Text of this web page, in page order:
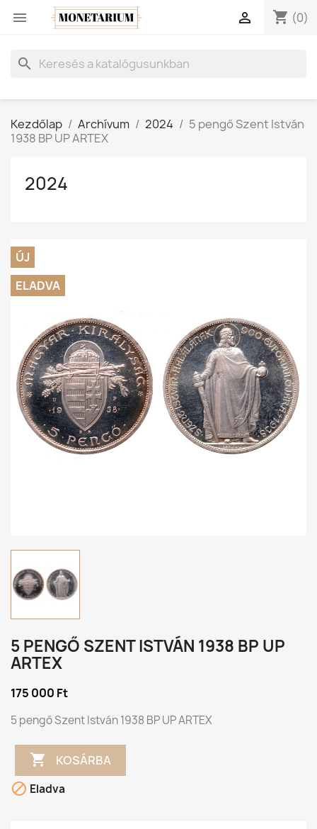
 shopping_cart (0)

search
Kezdőlap Archívum 2024
5 pengő Szent István
1938 BP UP ARTEX
2024
ÚJ
ELADVA
5 PENGŐ SZENT ISTVÁN 1938 BP UP
ARTEX
175 000 Ft
5 pengő Szent István 1938 BP UP ARTEX
 KOSÁRBA
 Eladva